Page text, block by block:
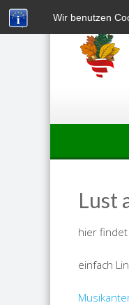
Wir benutzen
Skip
to
Lust
hier
einfach